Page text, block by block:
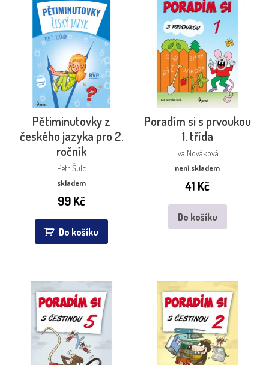
Pětiminutovky z
českého jazyka pro 2.
ročník
Petr Šulc
skladem
99Kč
Do košíku
Poradím si s prvoukou
1. třída
Iva Nováková
není skladem
41 Kč
Do košíku